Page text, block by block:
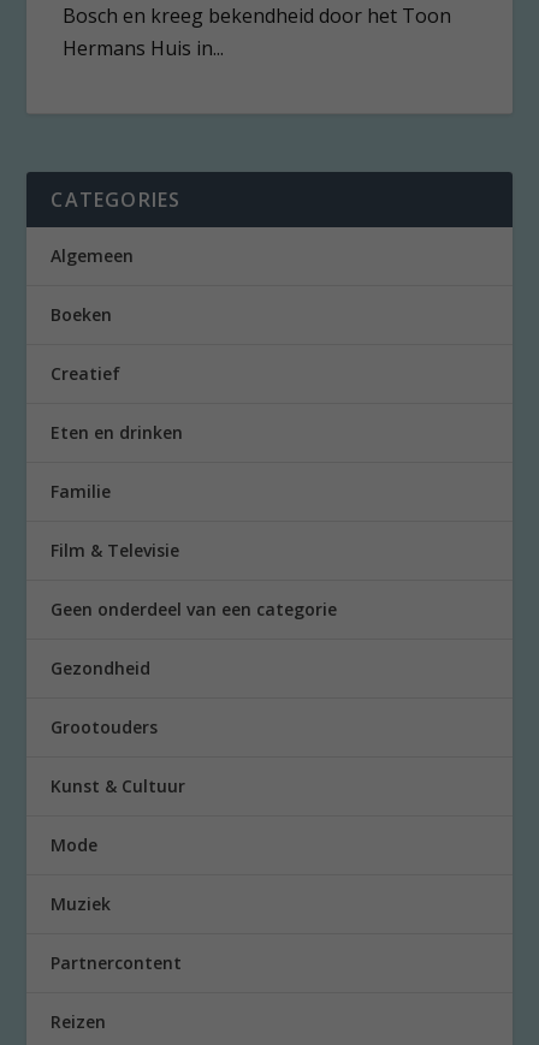
Bosch en kreeg bekendheid door het Toon
Hermans Huis in...
CATEGORIES
Algemeen
Boeken
Creatief
Eten en drinken
Familie
Film & Televisie
Geen onderdeel van een categorie
Gezondheid
Grootouders
Kunst & Cultuur
Mode
Muziek
Partnercontent
Reizen